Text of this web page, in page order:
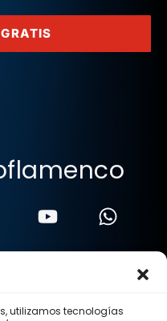
utilizamos tecnologías